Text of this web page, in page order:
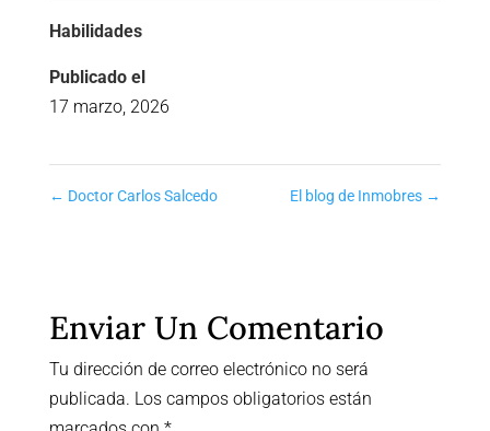
Habilidades
Publicado el
17 marzo, 2026
← Doctor Carlos Salcedo El blog de Inmobres →
Enviar Un Comentario
Tu dirección de correo electrónico no será
publicada. Los campos obligatorios están